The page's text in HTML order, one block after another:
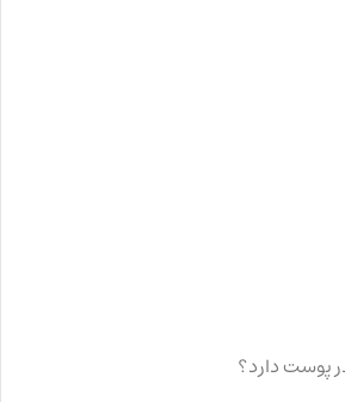
پوست دارد؟